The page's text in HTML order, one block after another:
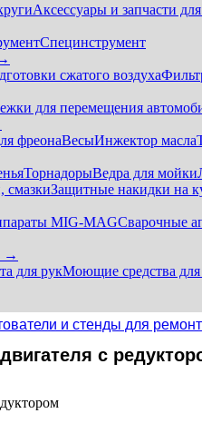
Аксессуары и запчасти
Специнструмент
сжатого воздуха
для перемещения
фреонаВесыИнжектор масла
ТорнадорыВедра для мойки
смазкиЗащитные накидки на
MIG-MAGСварочные
→
для рукМоющие средства для
и стенды для
с